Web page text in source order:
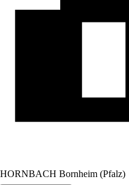
HORNBACH Bornheim (Pfalz)